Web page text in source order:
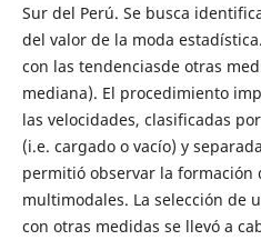
Sur del Perú. Se busca
del valor de la moda
con las tendenciasde otras
mediana). El procedimiento
las velocidades, clasificadas
(i.e. cargado o vacío) y
permitió observar la formación
multimodales. La selección de
con otras medidas se llevó a